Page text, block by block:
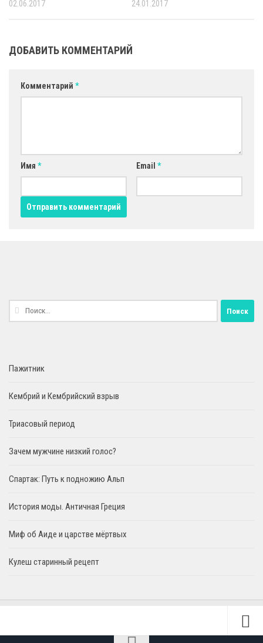
02.06.2017 24.01.2017
ДОБАВИТЬ КОММЕНТАРИЙ
Комментарий *
Имя * Email *
Найти:
Пажитник
Кембрий и Кембрийский взрыв
Триасовый период
Зачем мужчине низкий голос?
Спартак: Путь к подножию Альп
История моды. Античная Греция
Миф об Аиде и царстве мёртвых
Кулеш старинный рецепт